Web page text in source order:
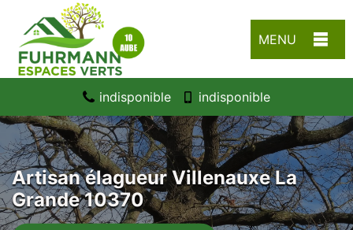
MENU
indisponible indisponible
Artisan élagueur Villenauxe La
Grande 10370